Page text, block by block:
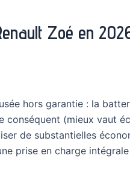
Zoé en
hors garantie : la
conséquent (mieux vaut
de substantielles
prise en charge